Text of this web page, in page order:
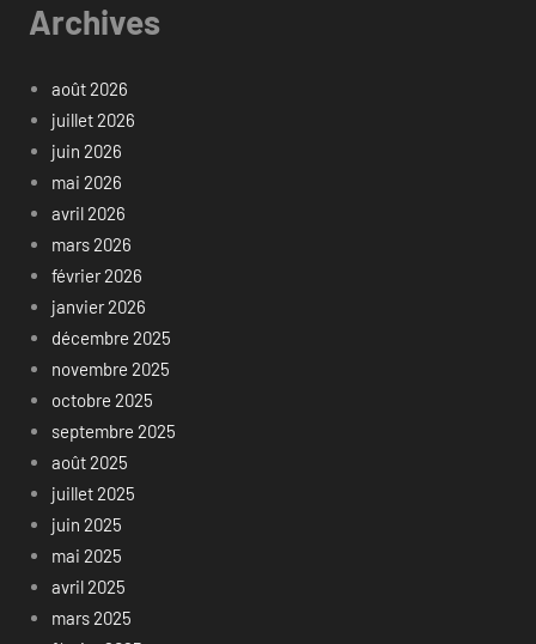
Archives
août 2026
juillet 2026
juin 2026
mai 2026
avril 2026
mars 2026
février 2026
janvier 2026
décembre 2025
novembre 2025
octobre 2025
septembre 2025
août 2025
juillet 2025
juin 2025
mai 2025
avril 2025
mars 2025